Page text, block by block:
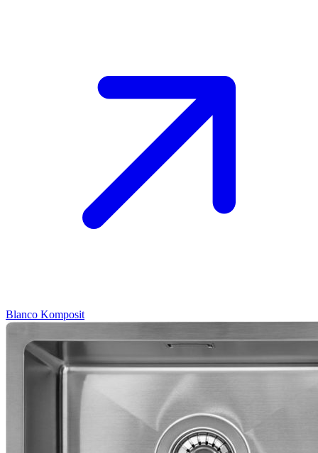
Blanco Komposit